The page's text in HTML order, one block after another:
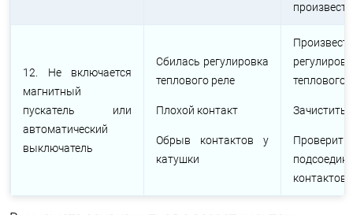
12. Не включается
магнитный
пускатель или
автоматический
выключатель
Сбилась регулировка
теплового реле
Плохой контакт
Обрыв контактов у
катушки
теплового
Зачистить
Проверить
контактов